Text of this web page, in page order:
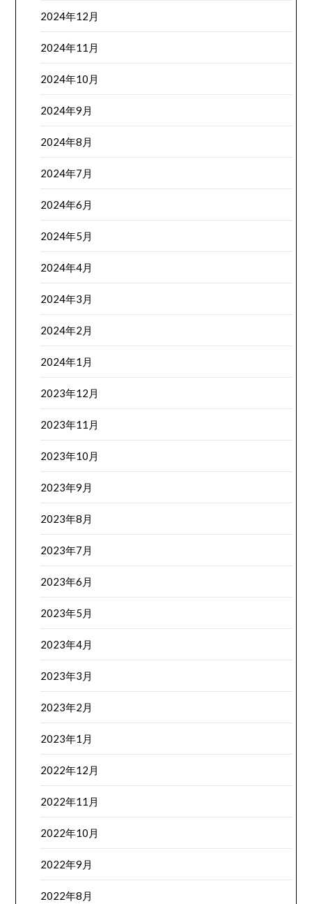
2024年12月
2024年11月
2024年10月
2024年9月
2024年8月
2024年7月
2024年6月
2024年5月
2024年4月
2024年3月
2024年2月
2024年1月
2023年12月
2023年11月
2023年10月
2023年9月
2023年8月
2023年7月
2023年6月
2023年5月
2023年4月
2023年3月
2023年2月
2023年1月
2022年12月
2022年11月
2022年10月
2022年9月
2022年8月